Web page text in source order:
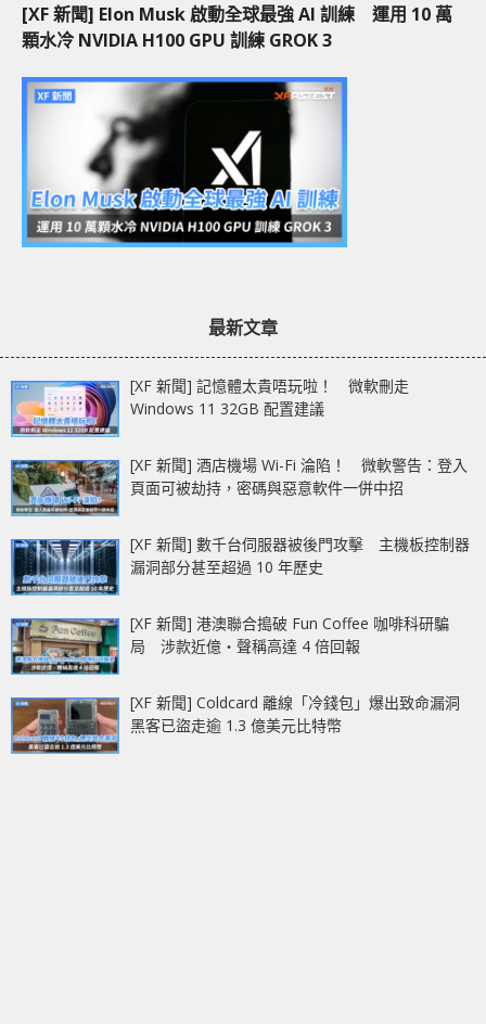
[XF 新聞] Elon Musk 啟動全球最強 AI 訓練 運用 10 萬
顆水冷 NVIDIA H100 GPU 訓練 GROK 3
最新文章
[XF 新聞] 記憶體太貴唔玩啦！ 微軟刪走
Windows 11 32GB 配置建議
[XF 新聞] 酒店機場 Wi-Fi 淪陷！ 微軟警告：登入
頁面可被劫持，密碼與惡意軟件一併中招
[XF 新聞] 數千台伺服器被後門攻擊 主機板控制器
漏洞部分甚至超過 10 年歷史
[XF 新聞] 港澳聯合搗破 Fun Coffee 咖啡科研騙
局 涉款近億‧聲稱高達 4 倍回報
[XF 新聞] Coldcard 離線「冷錢包」爆出致命漏洞
黑客已盜走逾 1.3 億美元比特幣